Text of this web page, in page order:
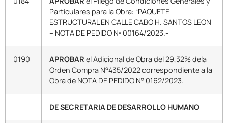
Particulares para la Obra: “PAQUETE
ESTRUCTURAL EN CALLE CABO H. SANTOS LEON
– NOTA DE PEDIDO Nº 00164/2023.-
0190 APROBAR el Adicional de Obra del 29,32% dela
Orden Compra N°435/2022 correspondiente a la
Obra de NOTA DE PEDIDO N° 0162/2023.-
DE SECRETARIA DE DESARROLLO HUMANO